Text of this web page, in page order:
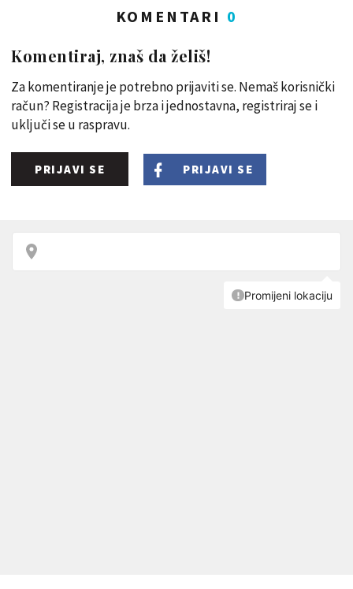
KOMENTARI 0
Komentiraj, znaš da želiš!
Za komentiranje je potrebno prijaviti se. Nemaš korisnički
račun? Registracija je brza i jednostavna, registriraj se i
uključi se u raspravu.
PRIJAVI SE PRIJAVI SE